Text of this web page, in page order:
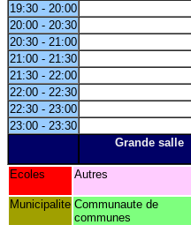
19:30 - 20:00
20:00 - 20:30
20:30 - 21:00
21:00 - 21:30
21:30 - 22:00
22:00 - 22:30
22:30 - 23:00
23:00 - 23:30
Grande salle
Ecoles Autres
Municipalite Communaute de
communes